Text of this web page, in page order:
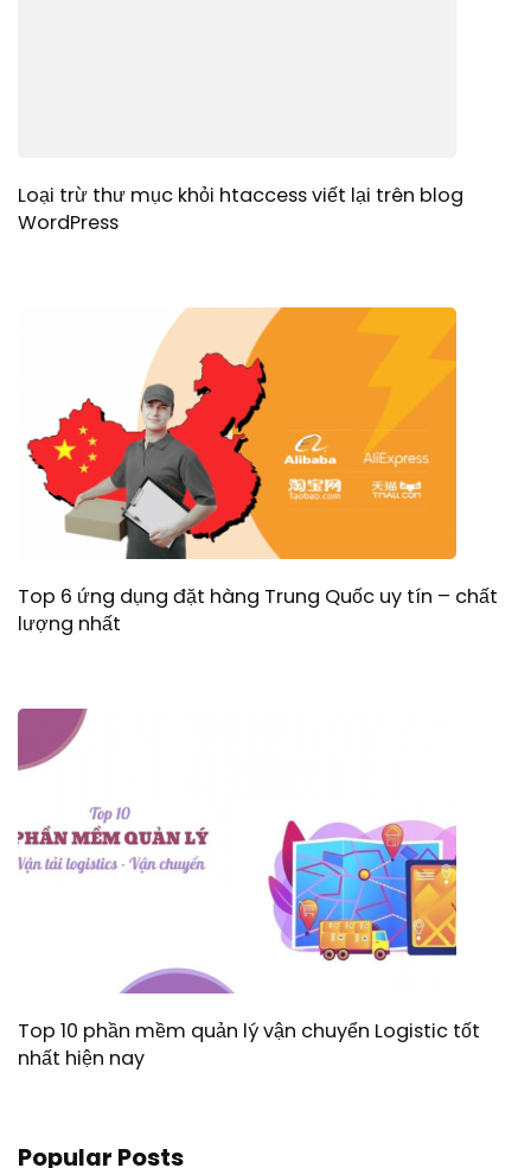
Loại trừ thư mục khỏi htaccess viết lại trên blog
WordPress
Top 6 ứng dụng đặt hàng Trung Quốc uy tín – chất
lượng nhất
Top 10 phần mềm quản lý vận chuyển Logistic tốt
nhất hiện nay
Popular Posts